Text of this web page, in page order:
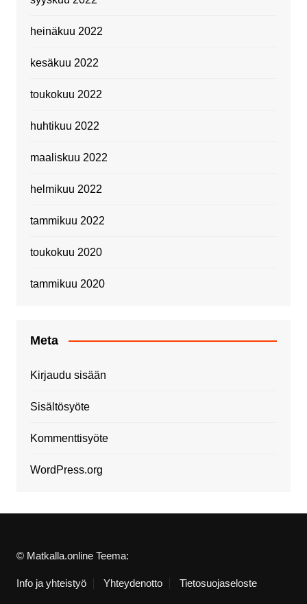
heinäkuu 2022
kesäkuu 2022
toukokuu 2022
huhtikuu 2022
maaliskuu 2022
helmikuu 2022
tammikuu 2022
toukokuu 2020
tammikuu 2020
Meta
Kirjaudu sisään
Sisältösyöte
Kommenttisyöte
WordPress.org
© Matkalla.online Teema:
Info ja yhteistyö Yhteydenotto Tietosuojaseloste